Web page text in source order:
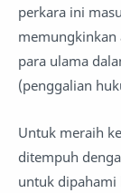
perkara ini
memungkinkan
para ulama
(penggalian
Untuk meraih
ditempuh
untuk dipahami